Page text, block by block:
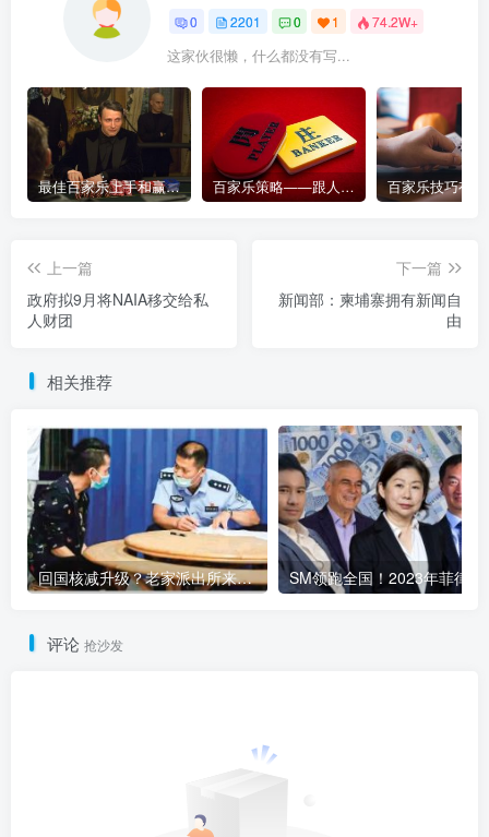
0 2201 0 1 74.2W+
这家伙很懒，什么都没有写...
最佳百家乐上手和赢钱指南 – 终极版 百家乐策略——跟人胜过跟路
上一篇
政府拟9月将NAIA移交给私
人财团
下一篇
新闻部：柬埔寨拥有新闻自
由
相关推荐
回国核减升级？老家派出所来柬埔寨劝返了
评论 抢沙发